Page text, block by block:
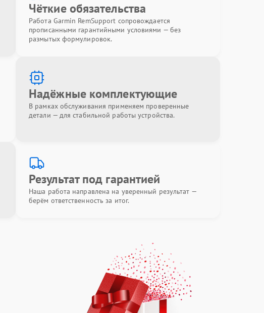
Чёткие обязательства
Работа Garmin RemSupport сопровождается
прописанными гарантийными условиями — без
размытых формулировок.
Надёжные комплектующие
В рамках обслуживания применяем проверенные
детали — для стабильной работы устройства.
Результат под гарантией
Наша работа направлена на уверенный результат —
берём ответственность за итог.